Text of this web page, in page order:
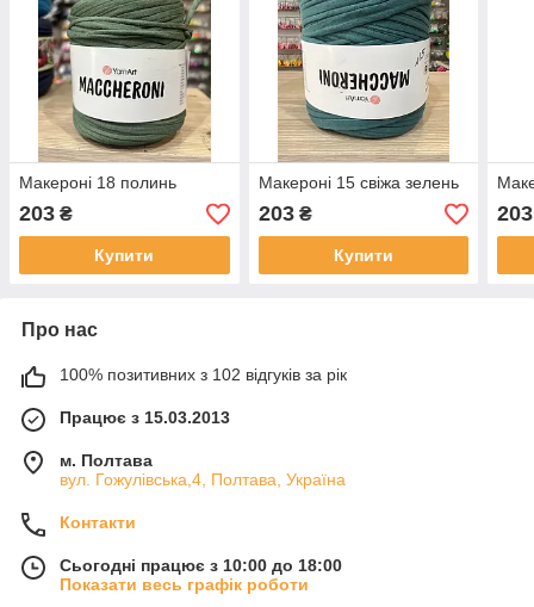
Макероні 18 полинь
203 ₴
Купити
Макероні 15 свіжа зелень
203₴
Купити
203
Про нас
100% позитивних з 102 відгуків за рік
Працює з 15.03.2013
м. Полтава
вул. Гожулівська,4, Полтава, Україна
Контакти
Сьогодні працює з 10:00 до 18:00
Показати весь графік роботи